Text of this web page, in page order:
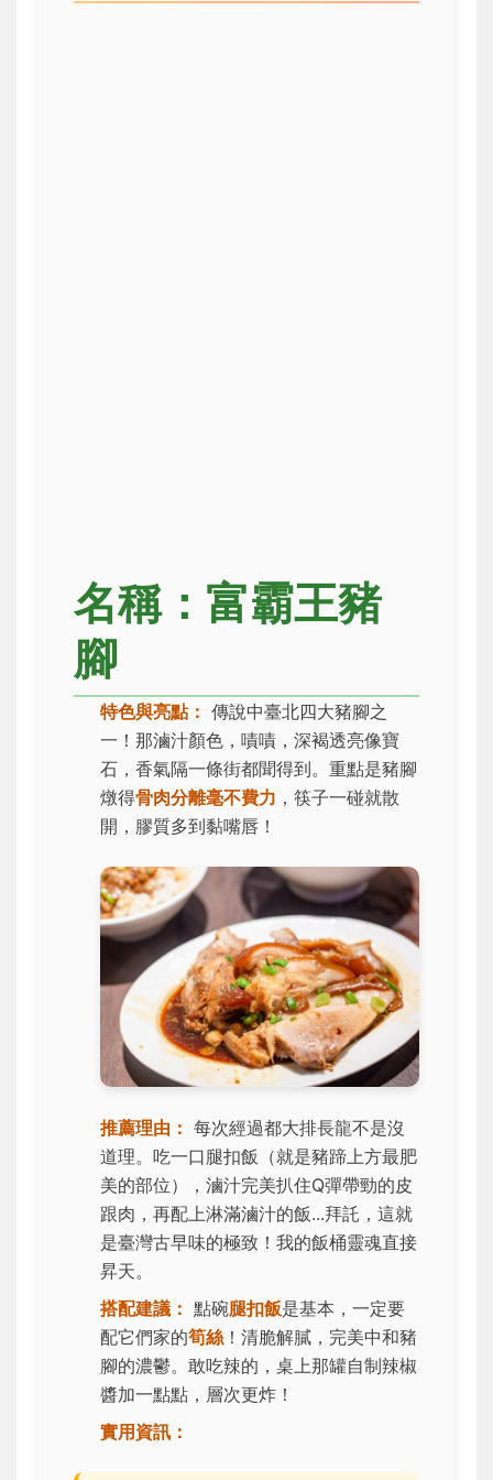
名稱：富霸王豬
腳
特色與亮點： 傳說中臺北四大豬腳之
一！那滷汁顏色，嘖嘖，深褐透亮像寶
石，香氣隔一條街都聞得到。重點是豬腳
燉得骨肉分離毫不費力 ，筷子一碰就散
開，膠質多到黏嘴唇！
推薦理由： 每次經過都大排長龍不是沒
道理。吃一口腿扣飯（就是豬蹄上方最肥
美的部位），滷汁完美扒住Q彈帶勁的皮
跟肉，再配上淋滿滷汁的飯...拜託，這就
是臺灣古早味的極致！我的飯桶靈魂直接
昇天。
搭配建議： 點碗腿扣飯是基本，一定要
配它們家的筍絲 ！清脆解膩，完美中和豬
腳的濃鬱。敢吃辣的，桌上那罐自制辣椒
醬加一點點，層次更炸！
實用資訊：